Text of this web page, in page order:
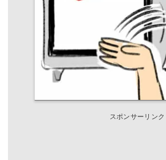
スポンサーリンク